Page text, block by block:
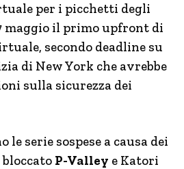
per i picchetti degli
maggio il primo upfront di
secondo deadline su
di New York che avrebbe
sulla sicurezza dei
serie sospese a causa dei
P-Valley e Katori